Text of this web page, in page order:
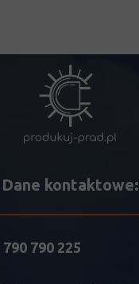
790 790 225
Dane kontaktowe: